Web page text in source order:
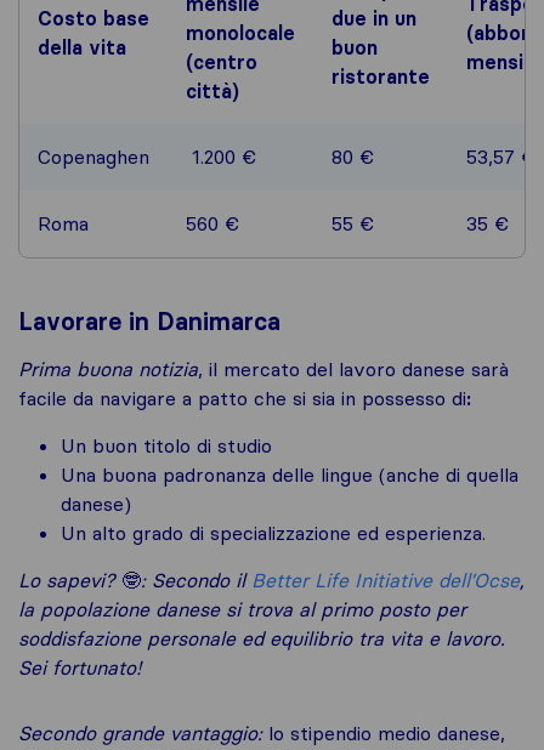
Costo base
della vita
monolocale
(centro
città)
due in un
buon
ristorante
Copenaghen 1.200 € 80 € 53,57 €
Roma 560 € 55 € 35 €
Lavorare in Danimarca
Prima buona notizia, il mercato del lavoro danese sarà
facile da navigare a patto che si sia in possesso di:
Un buon titolo di studio
Una buona padronanza delle lingue (anche di quella
danese)
Un alto grado di specializzazione ed esperienza.
Lo sapevi? 🤓: Secondo il Better Life Initiative dell’Ocse,
la popolazione danese si trova al primo posto per
soddisfazione personale ed equilibrio tra vita e lavoro.
Sei fortunato!
Secondo grande vantaggio: lo stipendio medio danese,